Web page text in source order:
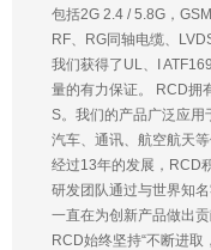
包括2G 2.4 / 5.8G，
RF、RG同轴电缆、
我们获得了UL、I
量的有力保证。 RCD拥
S。我们的产品广泛应用
汽车、通讯、航空航天等
经过13年的发展，RCD
研发团队通过与世界知
一直在为创新产品做出贡
RCD始终坚持“不断进取